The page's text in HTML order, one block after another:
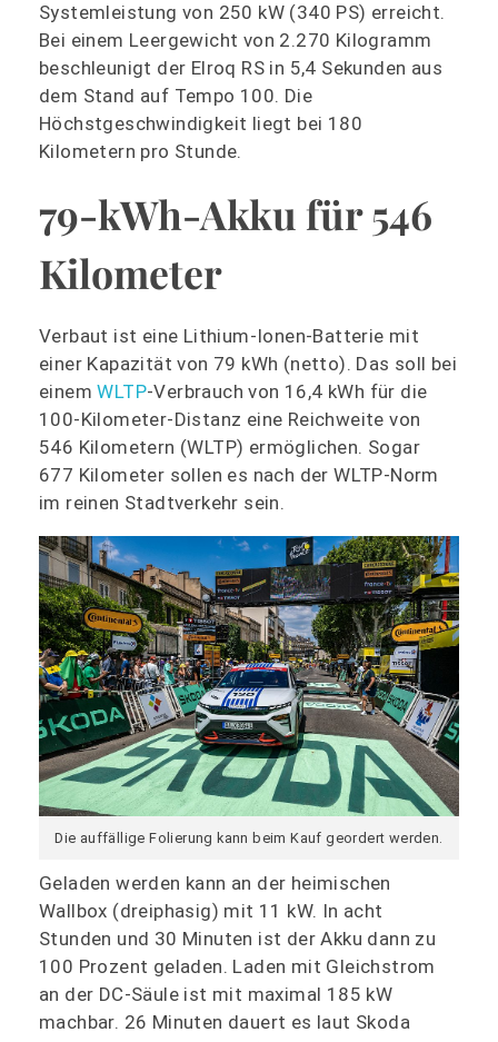
Systemleistung von 250 kW (340 PS) erreicht.
Bei einem Leergewicht von 2.270 Kilogramm
beschleunigt der Elroq RS in 5,4 Sekunden aus
dem Stand auf Tempo 100. Die
Höchstgeschwindigkeit liegt bei 180
Kilometern pro Stunde.
79-kWh-Akku für 546
Kilometer
Verbaut ist eine Lithium-Ionen-Batterie mit
einer Kapazität von 79 kWh (netto). Das soll bei
einemWLTP-Verbrauch von 16,4 kWh für die
100-Kilometer-Distanz eine Reichweite von
546 Kilometern (WLTP) ermöglichen. Sogar
677 Kilometer sollen es nach der WLTP-Norm
im reinen Stadtverkehr sein.
Die auffällige Folierung kann beim Kauf geordert werden.
Geladen werden kann an der heimischen
Wallbox (dreiphasig) mit 11 kW. In acht
Stunden und 30 Minuten ist der Akku dann zu
100 Prozent geladen. Laden mit Gleichstrom
an der DC-Säule ist mit maximal 185 kW
machbar. 26 Minuten dauert es laut Skoda